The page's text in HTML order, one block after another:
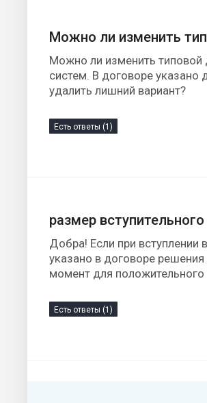
Можно ли изменить
Можно ли изменить типовой
систем. В договоре указано
удалить лишний вариант?
Есть ответы (1)
размер
Добра! Если при вступлении
указано в договоре
момент для
Есть ответы (1)